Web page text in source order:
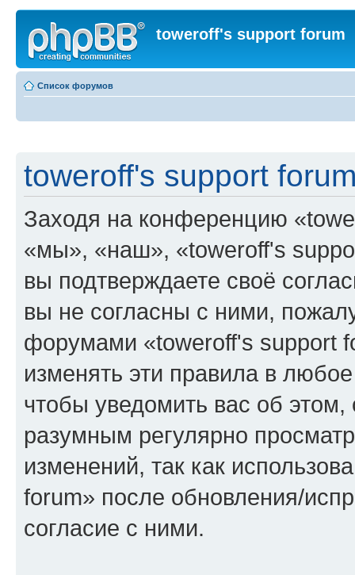
toweroff's support forum
Список форумов
toweroff's support
Заходя на конференцию
«мы», «наш», «toweroff's
вы подтверждаете своё
вы не согласны с ними,
форумами «toweroff's support
изменять эти правила в
чтобы уведомить вас об
разумным регулярно
изменений, так как
forum» после обновления/
согласие с ними.